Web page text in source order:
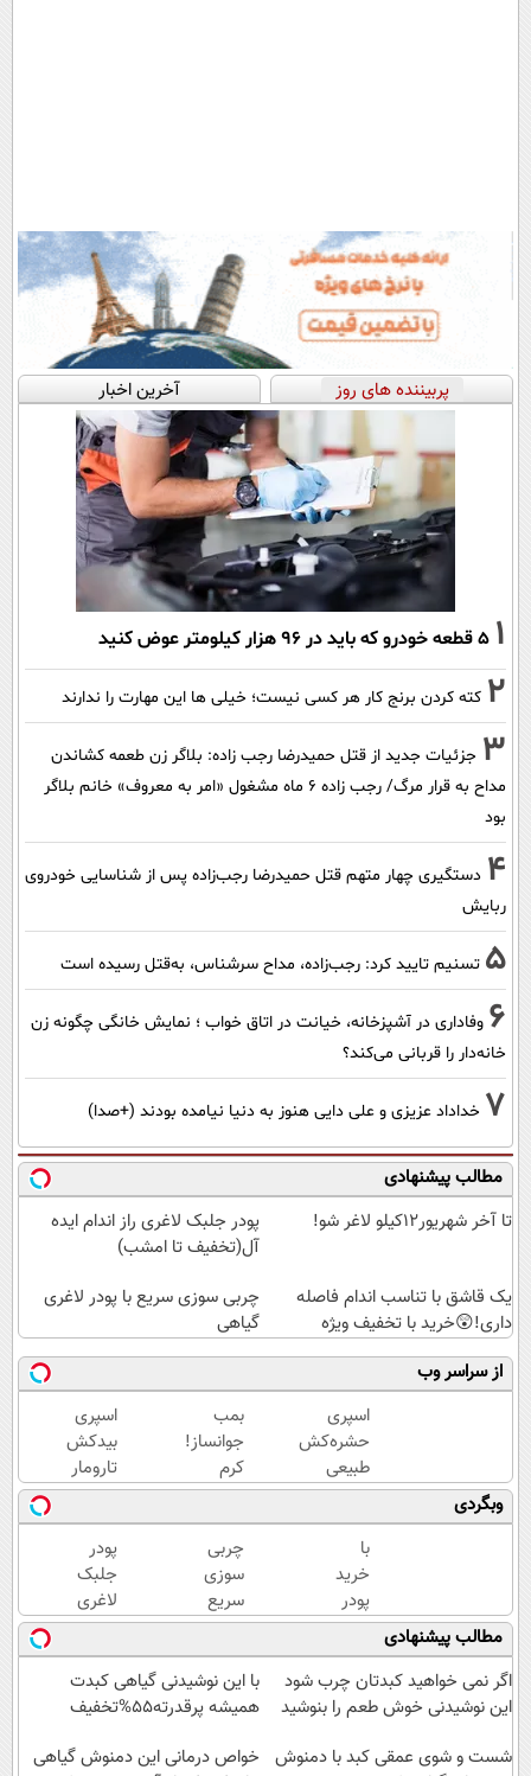
پربیننده های روز آخرین اخبار
1 ۵ قطعه خودرو که باید در ۹۶ هزار کیلومتر عوض کنید
2 کته کردن برنج کار هر کسی نیست؛ خیلی ها این مهارت را ندارند
3 جزئیات جدید از قتل حمیدرضا رجب زاده: بلاگر زن طعمه کشاندن
مداح به قرار مرگ/ رجب زاده 6 ماه مشغول «امر به معروف» خانم بلاگر
بود
4 دستگیری چهار متهم قتل حمیدرضا رجب‌زاده پس از شناسایی خودروی
ربایش
5 تسنیم تایید کرد: رجب‌زاده، مداح سرشناس، به‌قتل رسیده است
6 وفاداری در آشپزخانه، خیانت در اتاق خواب ؛ نمایش خانگی چگونه زن
خانه‌دار را قربانی می‌کند؟
7 خداداد عزیزی و علی دایی هنوز به دنیا نیامده بودند (+صدا)
مطالب پیشنهادی
تا آخر شهریور12کیلو لاغر شو!
پودر جلبک لاغری راز اندام ایده
آل(تخفیف تا امشب)
یک قاشق با تناسب اندام فاصله
داری!😲خرید با تخفیف ویژه
چربی سوزی سریع با پودر لاغری
گیاهی
از سراسر وب
اسپری
حشره‌کش
طبیعی
تارومار
سازگار با
محیط
زیست و با
محافظت
طبیعی
بمب
جوانساز!
کرم
بوتاکس
جلبک
اسپیرولینا50%تخفیف
اسپری
بیدکش
تارومار
با
اثرفوری
،
محافظ
لباس
در
مقابل
بید
وبگردی
با
خرید
پودر
جلبک
کیلو
کیلو
وزن
کن!
چربی
سوزی
سریع
با پودر
لاغری
گیاهی
پودر
جلبک
لاغری
اسپیرولینا
با تخفیف
ویژه!
قوی
چربیسوز
مطالب پیشنهادی
اگر نمی خواهید کبدتان چرب شود
این نوشیدنی خوش طعم را بنوشید
با این نوشیدنی گیاهی کبدت
همیشه پرقدرته55%تخفیف
شست و شوی عمقی کبد با دمنوش
خواص درمانی این دمنوش گیاهی